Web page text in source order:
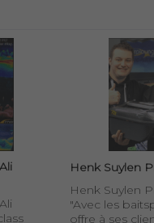
Henk Suylen
Henk Suylen
"Avec les
offre à ses